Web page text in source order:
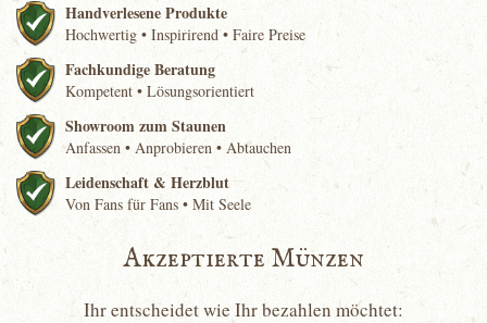
Handverlesene Produkte
Hochwertig • Inspirirend • Faire Preise
Fachkundige Beratung
Kompetent • Lösungsorientiert
Showroom zum Staunen
Anfassen • Anprobieren • Abtauchen
Leidenschaft & Herzblut
Von Fans für Fans • Mit Seele
Akzeptierte Münzen
Ihr entscheidet wie Ihr bezahlen möchtet: